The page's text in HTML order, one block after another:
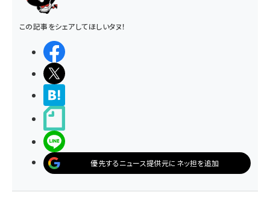
この記事をシェアしてほしいタヌ！
優先するニュース提供元にネッ担を追加